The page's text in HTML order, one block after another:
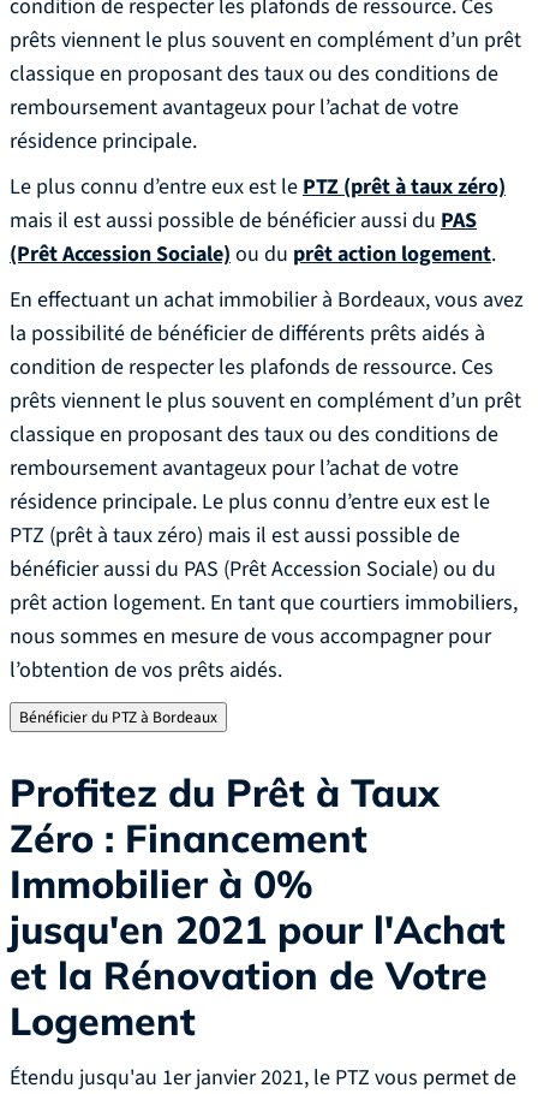
condition de respecter les plafonds de ressource. Ces
prêts viennent le plus souvent en complément d’un prêt
classique en proposant des taux ou des conditions de
remboursement avantageux pour l’achat de votre
résidence principale.‍
Le plus connu d’entre eux est le PTZ (prêt à taux zéro)
mais il est aussi possible de bénéficier aussi du PAS
(Prêt Accession Sociale) ou du prêt action logement.‍
En effectuant un achat immobilier à Bordeaux, vous avez
la possibilité de bénéficier de différents prêts aidés à
condition de respecter les plafonds de ressource. Ces
prêts viennent le plus souvent en complément d’un prêt
classique en proposant des taux ou des conditions de
remboursement avantageux pour l’achat de votre
résidence principale.‍ Le plus connu d’entre eux est le
PTZ (prêt à taux zéro) mais il est aussi possible de
bénéficier aussi du PAS (Prêt Accession Sociale) ou du
prêt action logement.‍ En tant que courtiers immobiliers,
nous sommes en mesure de vous accompagner pour
l’obtention de vos prêts aidés.
Bénéficier du PTZ à Bordeaux
Profitez du Prêt à Taux
Zéro : Financement
Immobilier à 0%
jusqu'en 2021 pour l'Achat
et la Rénovation de Votre
Logement
Étendu jusqu'au 1er janvier 2021, le PTZ vous permet de